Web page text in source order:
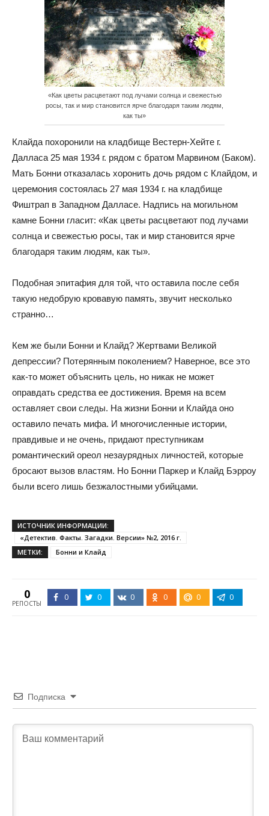
«Как цветы расцветают под лучами солнца и свежестью
росы, так и мир становится ярче благодаря таким людям,
как ты»
Клайда похоронили на кладбище Вестерн-Хейте г.
Далласа 25 мая 1934 г. рядом с братом Марвином (Баком).
Мать Бонни отказалась хоронить дочь рядом с Клайдом, и
церемония состоялась 27 мая 1934 г. на кладбище
Фиштрап в Западном Далласе. Надпись на могильном
камне Бонни гласит: «Как цветы расцветают под лучами
солнца и свежестью росы, так и мир становится ярче
благодаря таким людям, как ты».
Подобная эпитафия для той, что оставила после себя
такую недобрую кровавую память, звучит несколько
странно…
Кем же были Бонни и Клайд? Жертвами Великой
депрессии? Потерянным поколением? Наверное, все это
как-то может объяснить цель, но никак не может
оправдать средства ее достижения. Время на всем
оставляет свои следы. На жизни Бонни и Клайда оно
оставило печать мифа. И многочисленные истории,
правдивые и не очень, придают преступникам
романтический ореол незаурядных личностей, которые
бросают вызов властям. Но Бонни Паркер и Клайд Бэрроу
были всего лишь безжалостными убийцами.
ИСТОЧНИК ИНФОРМАЦИИ:
«Детектив. Факты. Загадки. Версии» №2, 2016 г.
МЕТКИ:
Бонни и Клайд
0
РЕПОСТЫ
0 0 0 0 0 0
Подписка